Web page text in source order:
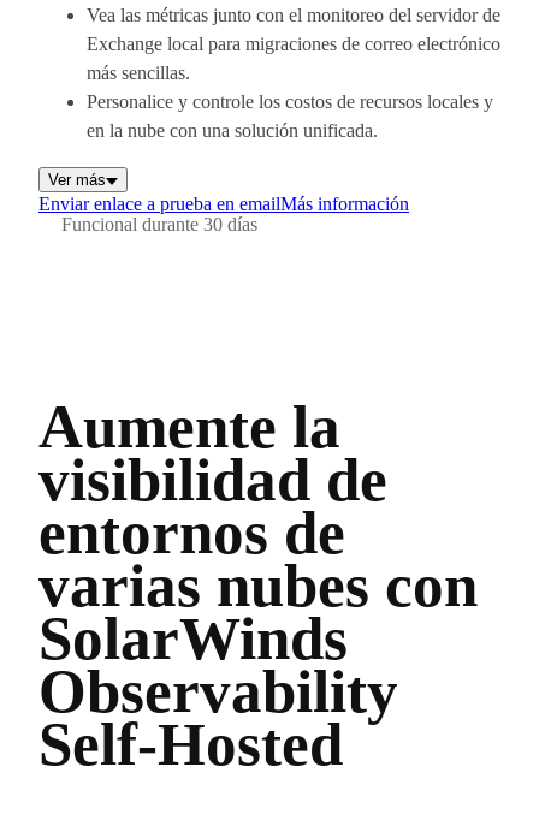
Vea las métricas junto con el monitoreo del servidor de
Exchange local para migraciones de correo electrónico
más sencillas.
Personalice y controle los costos de recursos locales y
en la nube con una solución unificada.
Ver más
Enviar enlace a prueba en email
Funcional durante 30 días
Más información
Aumente la
visibilidad de
entornos de
varias nubes con
SolarWinds
Observability
Self-Hosted